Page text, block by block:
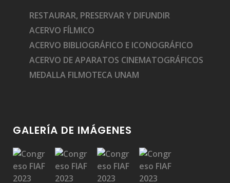
RESTAURAR, PRESERVAR Y DIFUNDIR
ACERVO FÍLMICO
ACERVO BIBLIOGRÁFICO E ICONOGRÁFICO
ACERVO DE APARATOS CINEMATOGRÁFICOS
MEDALLA FILMOTECA UNAM
GALERÍA DE IMÁGENES